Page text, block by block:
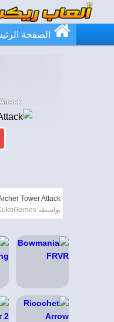
الصفحة
Tower Attack
بواسطة KukoGames